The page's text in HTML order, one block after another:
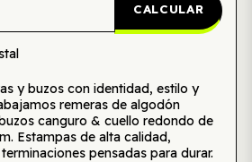
CALCULAR
y buzos con identidad, estilo y
remeras de algodón
canguro & cuello redondo de
Estampas de alta calidad,
pensadas para durar.